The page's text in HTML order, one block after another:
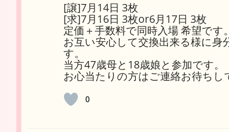
[譲]7月14日 3枚
[求]7月16日 3枚or6月17日 3枚
定価＋手数料で同時入場 希望です。
お互い安心して交換出来る様に身
す。
当方47歳母と18歳娘と参加です。
お心当たりの方はご連絡お待ちし
0